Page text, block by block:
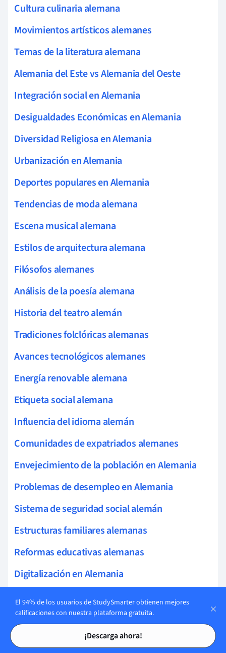
Tarjetas de estudio
Tarjetas de estudio
Cultura culinaria alemana
Movimientos artísticos alemanes
Temas de la literatura alemana
Alemania del Este vs Alemania del Oeste
Integración social en Alemania
Desigualdades Económicas en Alemania
Diversidad Religiosa en Alemania
Urbanización en Alemania
Deportes populares en Alemania
Tendencias de moda alemana
Escena musical alemana
Estilos de arquitectura alemana
Filósofos alemanes
Análisis de la poesía alemana
Historia del teatro alemán
Tradiciones folclóricas alemanas
Avances tecnológicos alemanes
Energía renovable alemana
Etiqueta social alemana
Influencia del idioma alemán
Comunidades de expatriados alemanes
Envejecimiento de la población en Alemania
Problemas de desempleo en Alemania
Sistema de seguridad social alemán
Estructuras familiares alemanas
Reformas educativas alemanas
Digitalización en Alemania
Cultura empresarial alemana
Comportamiento del consumidor alemán
El 94% de los usuarios de StudySmarter obtienen mejores
calificaciones con nuestra plataforma gratuita.
¡Descarga ahora!